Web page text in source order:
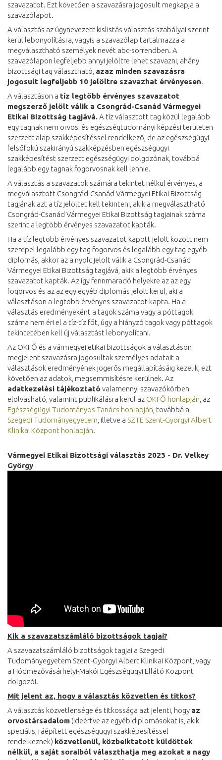
szavazatot. Ezt követően a szavazásra jogosult megkapja a
szavazólapot.
A választás az úgynevezett kislistás választás szabályai szerint
kerül lebonyolításra, vagyis a szavazólap tartalmazza a
megválasztható személyek nevét abc-sorrendben. A
szavazólapon legfeljebb annyi jelöltre lehet szavazni, ahány
bizottsági tag választható, azaz minden szavazásra
jogosult legfeljebb 10 jelöltre szavazhat érvényesen.
A választáson a tíz legtöbb érvényes szavazatot
megszerző jelölt válik a Csongrád-Csanád Vármegyei
Etikai Bizottság tagjává.A tíz választott tag közül legalább
egy tagnak nem orvosi és egészségtudományi képzési területen
szerzett alap szakképesítéssel rendelkező, de az egészségügyi
felsőfokú szakirányú szakképzésben egészségügyi
szakképesítést szerzett egészségügyi dolgozónak, továbbá
legalább egy tagnak fogorvosnak kell lennie.
A választás a szavazatok számára tekintet nélkül érvényes, a
megválasztott Csongrád-Csanád Vármegyei Etikai Bizottság
tagjának azt a tíz jelöltet kell tekinteni, akik a megválasztható
Csongrád-Csanád Vármegyei Etikai Bizottság tagjainak száma
szerint a legtöbb érvényes szavazatot kapták.
Ha a tíz legtöbb érvényes szavazatot kapott jelölt között nem
szerepel legalább egy tag fogorvos és legalább egy tag egyéb
diplomás, akkor az a nyolc jelölt válik a Csongrád-Csanád
Vármegyei Etikai Bizottság tagjává, akik a legtöbb érvényes
szavazatot kapták. Az így fennmaradó helyekre az az egy
fogorvos és az az egy egyéb diplomás jelölt kerül, aki a
választáson a legtöbb érvényes szavazatot kapta. Ha a
választás eredményeként a tagok száma vagy a póttagok
száma nem éri el a tíz-tíz főt, úgy a hiányzó tagok vagy póttagok
tekintetében kell új választást lebonyolítani.
Az OKFŐ és a vármegyei etikai bizottságok a választáson
megjelent szavazásra jogosultak személyes adatait a
választások eredményének jogerős megállapításáig kezelik, ezt
követően az adatok, megsemmisítésre kerülnek. Az
adatkezelési tájékoztató valamennyi szavazókörben
elolvasható, valamint publikálásra kerül az OKFŐ honlapján , az
Egészségügyi Tudományos Tanács honlapján , továbbá a
Szegedi Tudományegyetem , illetve a SZTE Szent-Györgyi Albert
Klinikai Központ honlapján.
Vármegyei Etikai Bizottsági választás 2023 - Dr. Velkey
György
Kik a szavazatszámláló bizottságok tagjai?
A szavazatszámláló bizottságok tagjai a Szegedi
Tudományegyetem Szent-Györgyi Albert Klinikai Központ, vagy
a Hódmezővásárhelyi-Makói Egészségügyi Ellátó Központ
dolgozói.
Mit jelent az, hogy a választás közvetlen és titkos?
A választás közvetlensége és titkossága azt jelenti, hogy az
orvostársadalom (ideértve az egyéb diplomásokat is, akik
speciális, ráépített egészségügyi szakképesítéssel
rendelkeznek) közvetlenül, közbeiktatott küldöttek
nélkül, a saját soraiból választhatja meg azokat a nagy